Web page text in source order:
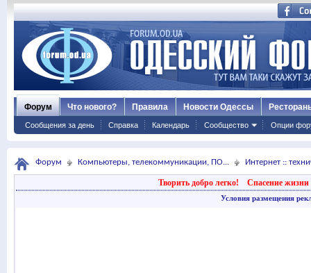
Форум
Сообщения за день Справка Календарь Сообщество Опции
Что нового? Правила Новости Одессы
Форум Компьютеры, телекоммуникации, ПО... Интернет ::
Творить добро легко! Спасение жизни
Условия размещения